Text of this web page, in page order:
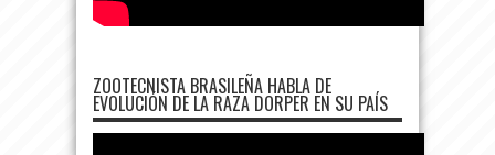
ZOOTECNISTA BRASILEÑA HABLA DE
EVOLUCIÓN DE LA RAZA DORPER EN SU PAÍS